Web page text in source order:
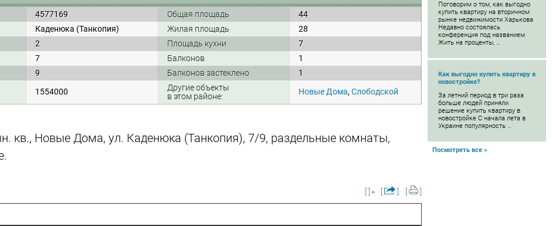
Поговорим о том, как выгодно
купить квартиру на вторичном
рынке недвижимости Харькова
Недавно состоялась
конференция под названием
Жить на проценты, …
Как выгодно купить квартиру в
новостройке?
За летний период в три раза
больше людей приняли
решение купить квартиру в
новостройке С начала лета в
Украине популярность …
Посмотреть все »
4577169 Общая площадь
44
Каденюка (Танкопия) Жилая площадь
28
2 Площадь кухни
7
7 Балконов
1
9 Балконов застеклено
1
1554000
Другие объекты
в этом районе:
Новые Дома, Слободской
кв., Новые Дома, ул. Каденюка (Танкопия), 7/9, раздельные комнаты,